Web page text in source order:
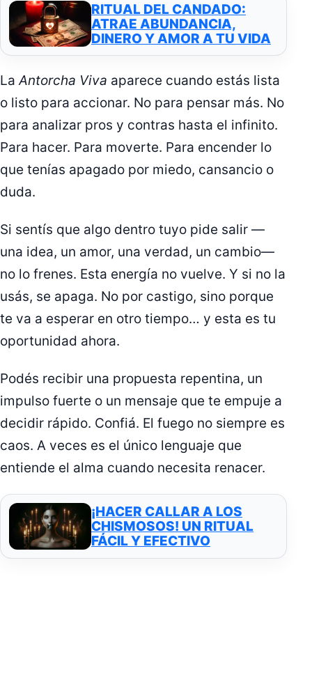
RITUAL DEL CANDADO:
ATRAE ABUNDANCIA,
DINERO Y AMOR A TU VIDA
LaAntorcha Viva aparece cuando estás lista
o listo para accionar. No para pensar más. No
para analizar pros y contras hasta el infinito.
Para hacer. Para moverte. Para encender lo
que tenías apagado por miedo, cansancio o
duda.
Si sentís que algo dentro tuyo pide salir —
una idea, un amor, una verdad, un cambio—
no lo frenes. Esta energía no vuelve. Y si no la
usás, se apaga. No por castigo, sino porque
te va a esperar en otro tiempo… y esta es tu
oportunidad ahora.
Podés recibir una propuesta repentina, un
impulso fuerte o un mensaje que te empuje a
decidir rápido. Confiá. El fuego no siempre es
caos. A veces es el único lenguaje que
entiende el alma cuando necesita renacer.
¡HACER CALLAR A LOS
CHISMOSOS! UN RITUAL
FÁCIL Y EFECTIVO